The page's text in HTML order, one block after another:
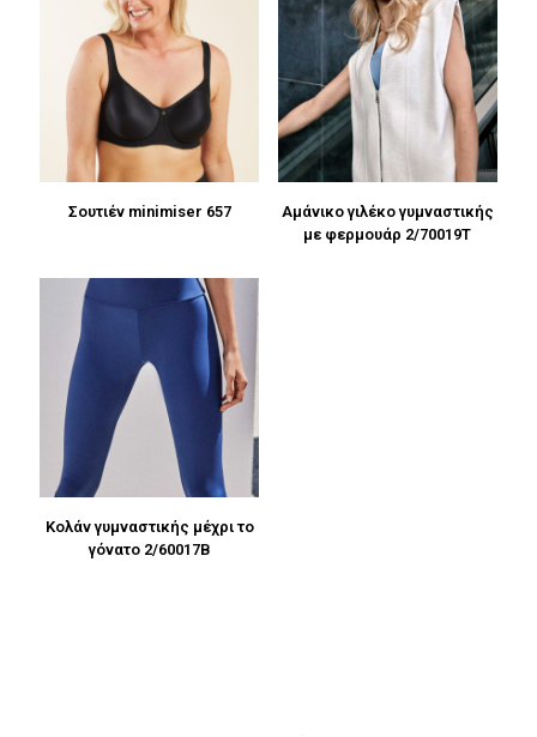
Σουτιέν minimiser 657
Αμάνικο γιλέκο γυμναστικής
με φερμουάρ 2/70019T
Κολάν γυμναστικής μέχρι το
γόνατο 2/60017B